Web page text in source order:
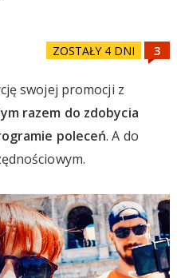
ZOSTAŁY 4 DNI
swojej promocji z
razem do zdobycia
poleceń. A do